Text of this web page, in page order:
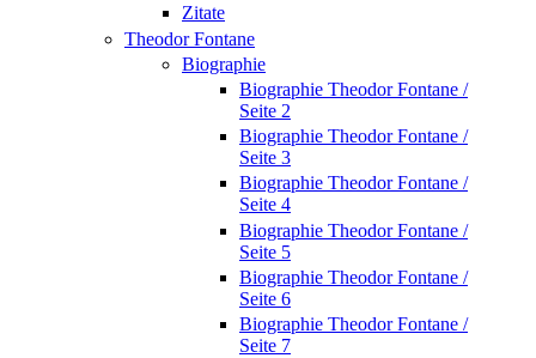
Zitate
Theodor Fontane
Biographie
Biographie Theodor Fontane /
Seite 2
Biographie Theodor Fontane /
Seite 3
Biographie Theodor Fontane /
Seite 4
Biographie Theodor Fontane /
Seite 5
Biographie Theodor Fontane /
Seite 6
Biographie Theodor Fontane /
Seite 7